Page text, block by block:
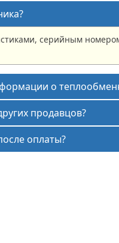
серийным
о
продавцов?
оплаты?